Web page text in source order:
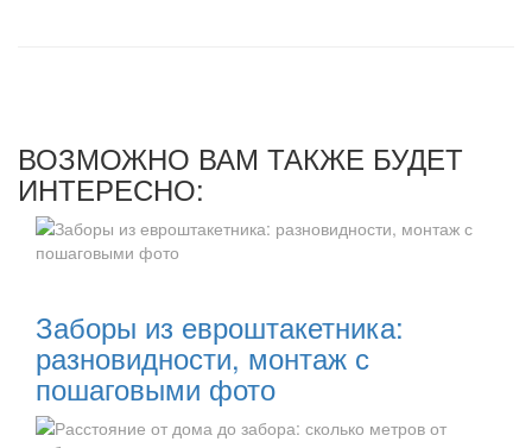
ВОЗМОЖНО ВАМ ТАКЖЕ БУДЕТ
ИНТЕРЕСНО:
Заборы из евроштакетника:
разновидности, монтаж с
пошаговыми фото